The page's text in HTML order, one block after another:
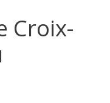
Croix-